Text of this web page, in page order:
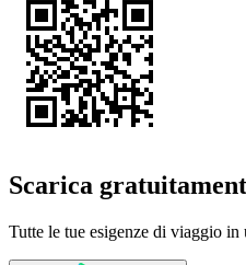
Scarica
Tutte le tue esigenze di viaggio in